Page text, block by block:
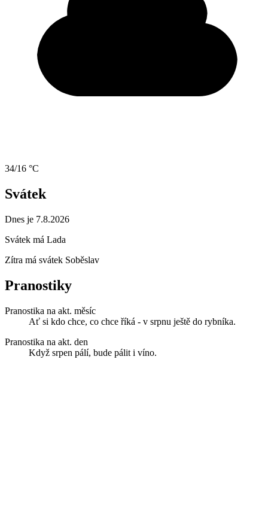
34/16 °C
Svátek
Dnes je 7.8.2026
Svátek má Lada
Zítra má svátek Soběslav
Pranostiky
Pranostika na akt. měsíc
Ať si kdo chce, co chce říká - v srpnu ještě do rybníka.
Pranostika na akt. den
Když srpen pálí, bude pálit i víno.